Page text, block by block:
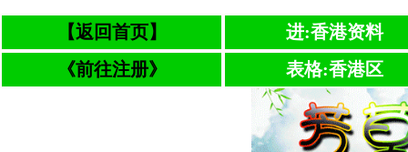
【返回首页】
进:香港资料
《前往注册》
表格:香港区